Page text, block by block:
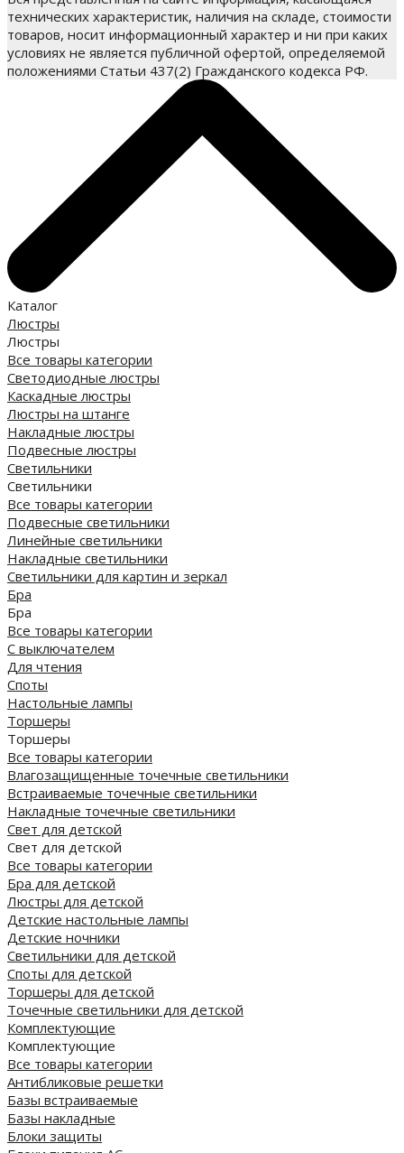
технических характеристик, наличия на складе, стоимости
товаров, носит информационный характер и ни при каких
условиях не является публичной офертой, определяемой
положениями Статьи 437(2) Гражданского кодекса РФ.
Каталог
Люстры
Люстры
Все товары категории
Светодиодные люстры
Каскадные люстры
Люстры на штанге
Накладные люстры
Подвесные люстры
Светильники
Светильники
Все товары категории
Подвесные светильники
Линейные светильники
Накладные светильники
Светильники для картин и зеркал
Бра
Бра
Все товары категории
С выключателем
Для чтения
Споты
Настольные лампы
Торшеры
Торшеры
Все товары категории
Влагозащищенные точечные светильники
Встраиваемые точечные светильники
Накладные точечные светильники
Свет для детской
Свет для детской
Все товары категории
Бра для детской
Люстры для детской
Детские настольные лампы
Детские ночники
Светильники для детской
Споты для детской
Торшеры для детской
Точечные светильники для детской
Комплектующие
Комплектующие
Все товары категории
Антибликовые решетки
Базы встраиваемые
Базы накладные
Блоки защиты